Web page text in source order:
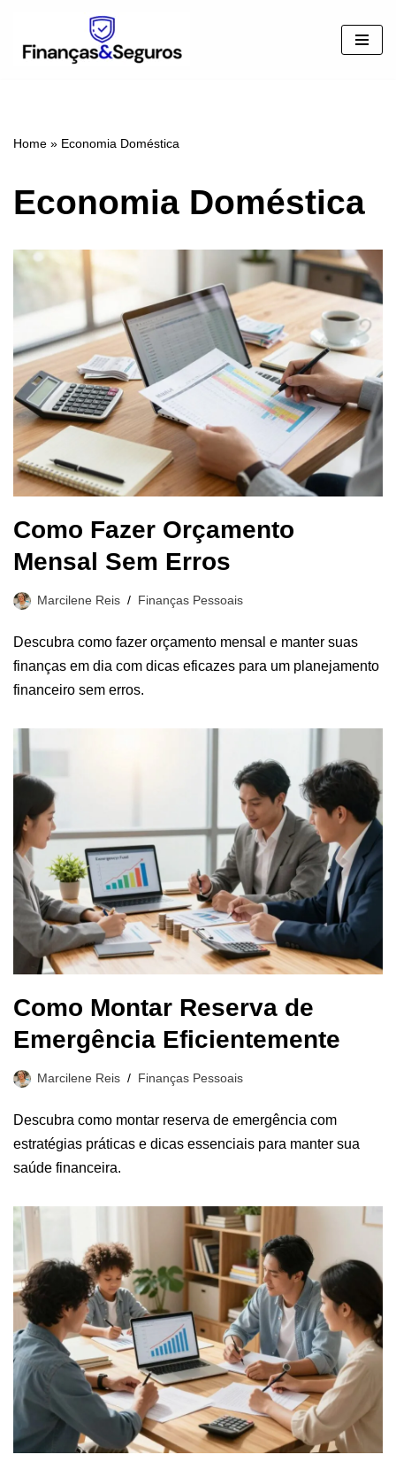
Pular
Home » Economia Doméstica
Economia Doméstica
Como Fazer Orçamento
Mensal Sem Erros
Marcilene Reis Finanças Pessoais
Descubra como fazer orçamento mensal e manter suas
finanças em dia com dicas eficazes para um planejamento
financeiro sem erros.
Como Montar Reserva de
Emergência Eficientemente
Marcilene Reis Finanças Pessoais
Descubra como montar reserva de emergência com
estratégias práticas e dicas essenciais para manter sua
saúde financeira.